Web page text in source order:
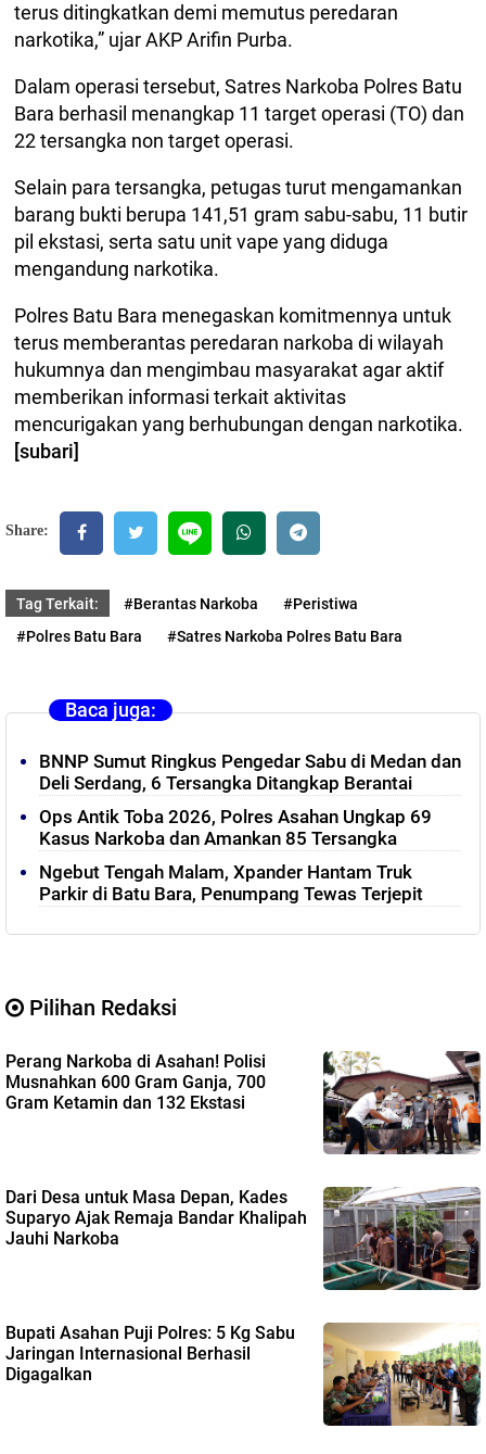
terus ditingkatkan demi memutus peredaran
narkotika,” ujar AKP Arifin Purba.
Dalam operasi tersebut, Satres Narkoba Polres Batu
Bara berhasil menangkap 11 target operasi (TO) dan
22 tersangka non target operasi.
Selain para tersangka, petugas turut mengamankan
barang bukti berupa 141,51 gram sabu-sabu, 11 butir
pil ekstasi, serta satu unit vape yang diduga
mengandung narkotika.
Polres Batu Bara menegaskan komitmennya untuk
terus memberantas peredaran narkoba di wilayah
hukumnya dan mengimbau masyarakat agar aktif
memberikan informasi terkait aktivitas
mencurigakan yang berhubungan dengan narkotika.
[subari]
Share:
Tag Terkait: #Berantas Narkoba
#Peristiwa
#Polres Batu Bara
#Satres Narkoba Polres Batu Bara
Baca juga:
BNNP Sumut Ringkus Pengedar Sabu di Medan dan
Deli Serdang, 6 Tersangka Ditangkap Berantai
Ops Antik Toba 2026, Polres Asahan Ungkap 69
Kasus Narkoba dan Amankan 85 Tersangka
Ngebut Tengah Malam, Xpander Hantam Truk
Parkir di Batu Bara, Penumpang Tewas Terjepit
Pilihan Redaksi
Perang Narkoba di Asahan! Polisi
Musnahkan 600 Gram Ganja, 700
Gram Ketamin dan 132 Ekstasi
Dari Desa untuk Masa Depan, Kades
Suparyo Ajak Remaja Bandar Khalipah
Jauhi Narkoba
Bupati Asahan Puji Polres: 5 Kg Sabu
Jaringan Internasional Berhasil
Digagalkan